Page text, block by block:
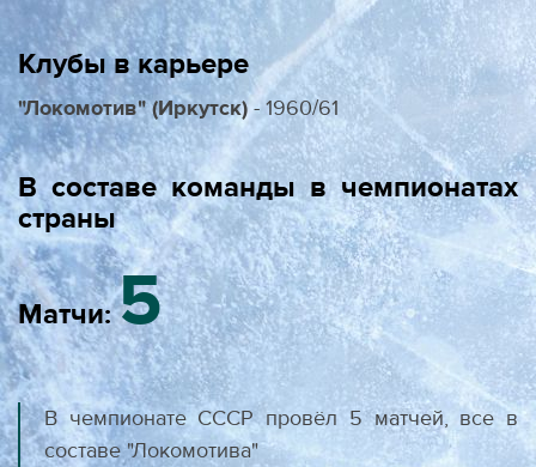
Клубы в карьере
"Локомотив" (Иркутск)- 1960/61
В составе команды в чемпионатах
страны
Матчи:5
В чемпионате СССР провёл 5 матчей, все в
составе "Локомотива"